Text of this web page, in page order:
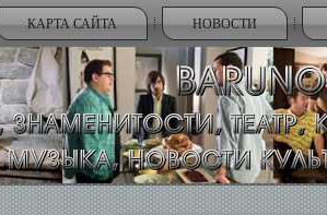
КАРТА САЙТА НОВОСТИ